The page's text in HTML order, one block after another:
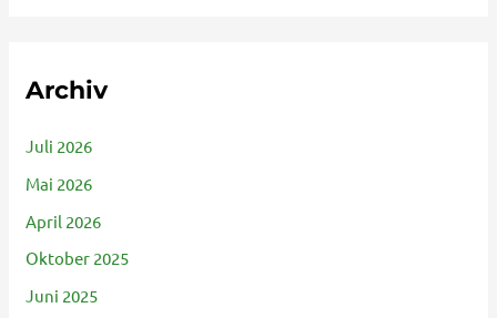
Archiv
Juli 2026
Mai 2026
April 2026
Oktober 2025
Juni 2025